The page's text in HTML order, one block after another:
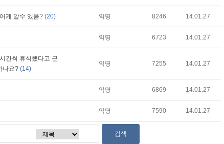
케 알수 있음? (20) 익명 8246 14.01.27
익명 6723 14.01.27
간씩 휴식했다고 근
나요? (14)
익명 7255 14.01.27
익명 6869 14.01.27
익명 7590 14.01.27